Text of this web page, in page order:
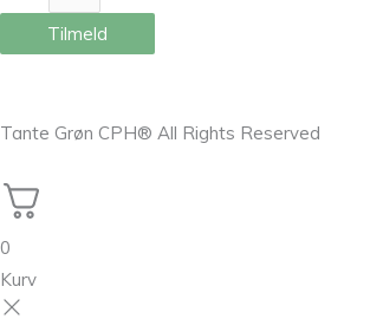
Tilmeld
Tante Grøn CPH® All Rights Reserved
0
Kurv